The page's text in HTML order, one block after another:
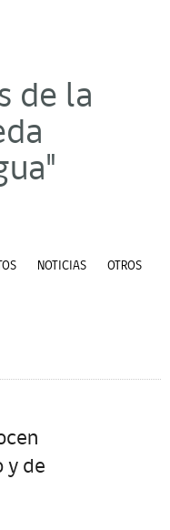
de la
NOTICIAS OTROS
y de